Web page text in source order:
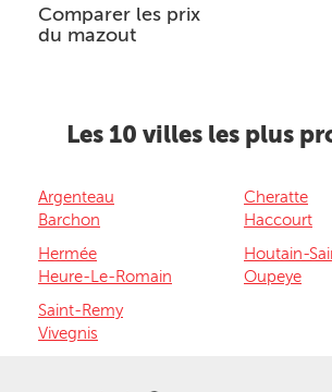
Comparer les prix
du mazout
Les 10 villes les plus
Argenteau
Barchon
Cheratte
Haccourt
Hermée
Heure-Le-Romain
Houtain-
Oupeye
Saint-Remy
Vivegnis